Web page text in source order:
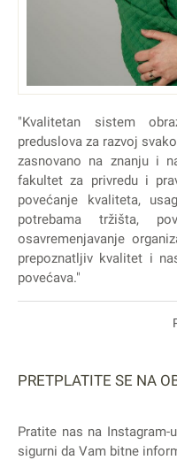
"Kvalitetan sistem
preduslova za razvoj
zasnovano na znanju i
fakultet za privredu i
povećanje kvaliteta,
potrebama tržišta,
osavremenjavanje
prepoznatljiv kvalitet i
povećava."
PRETPLATITE SE NA
Pratite nas na Instagram-
sigurni da Vam bitne